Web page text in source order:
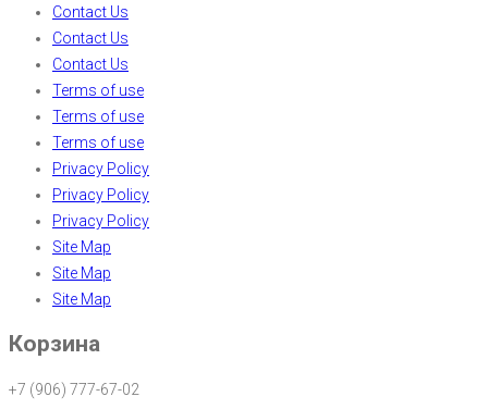
Contact Us
Contact Us
Contact Us
Terms of use
Terms of use
Terms of use
Privacy Policy
Privacy Policy
Privacy Policy
Site Map
Site Map
Site Map
Корзина
+7 (906) 777-67-02